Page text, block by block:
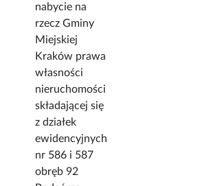
nabycie na
rzecz Gminy
Miejskiej
Kraków prawa
własności
nieruchomości
składającej się
z działek
ewidencyjnych
nr 586 i 587
obręb 92